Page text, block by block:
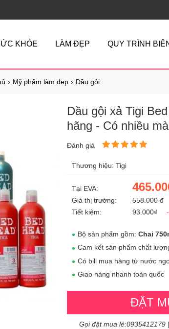
KHỎE LÀM ĐẸP QUY TRÌNH
Mỹ phẩm làm đẹp Dầu gội
Dầu gội xả Tigi
hãng - Có nhiều
Đánh giá
Thương hiệu: Tigi
Tại EVA:
Giá thị trường:
558.000 đ
Tiết kiệm:
93.000₫
Bộ sản phẩm gồm: Chai
Cam kết sản phẩm chất
Có bill mua hàng từ nước
Giao hàng nhanh toàn quốc
ĐẶT
Gọi đặt mua lẻ:0935412179